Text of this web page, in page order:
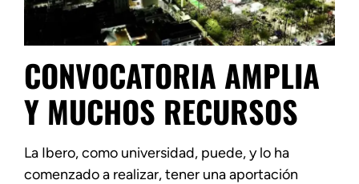
CONVOCATORIA AMPLIA
Y MUCHOS RECURSOS
La Ibero, como universidad, puede, y lo ha
comenzado a realizar, tener una aportación